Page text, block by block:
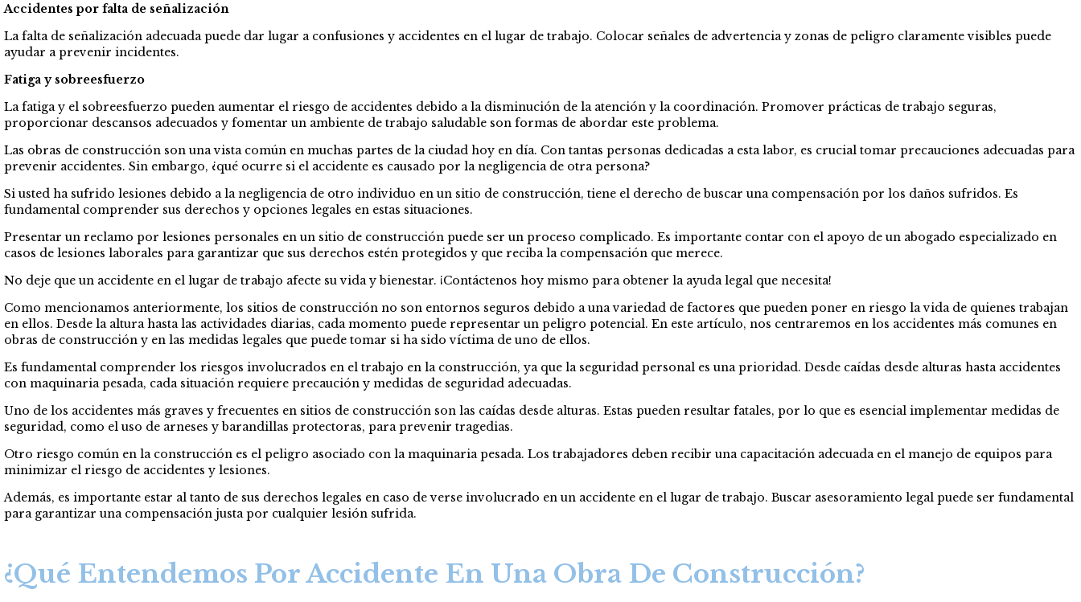
Accidentes por falta de señalización
La falta de señalización adecuada puede dar lugar a confusiones y accidentes en el lugar de trabajo. Colocar señales de advertencia y zonas de peligro claramente visibles puede
ayudar a prevenir incidentes.
Fatiga y sobreesfuerzo
La fatiga y el sobreesfuerzo pueden aumentar el riesgo de accidentes debido a la disminución de la atención y la coordinación. Promover prácticas de trabajo seguras,
proporcionar descansos adecuados y fomentar un ambiente de trabajo saludable son formas de abordar este problema.
Las obras de construcción son una vista común en muchas partes de la ciudad hoy en día. Con tantas personas dedicadas a esta labor, es crucial tomar precauciones adecuadas para
prevenir accidentes. Sin embargo, ¿qué ocurre si el accidente es causado por la negligencia de otra persona?
Si usted ha sufrido lesiones debido a la negligencia de otro individuo en un sitio de construcción, tiene el derecho de buscar una compensación por los daños sufridos. Es
fundamental comprender sus derechos y opciones legales en estas situaciones.
Presentar un reclamo por lesiones personales en un sitio de construcción puede ser un proceso complicado. Es importante contar con el apoyo de un abogado especializado en
casos de lesiones laborales para garantizar que sus derechos estén protegidos y que reciba la compensación que merece.
No deje que un accidente en el lugar de trabajo afecte su vida y bienestar. ¡Contáctenos hoy mismo para obtener la ayuda legal que necesita!
Como mencionamos anteriormente, los sitios de construcción no son entornos seguros debido a una variedad de factores que pueden poner en riesgo la vida de quienes trabajan
en ellos. Desde la altura hasta las actividades diarias, cada momento puede representar un peligro potencial. En este artículo, nos centraremos en los accidentes más comunes en
obras de construcción y en las medidas legales que puede tomar si ha sido víctima de uno de ellos.
Es fundamental comprender los riesgos involucrados en el trabajo en la construcción, ya que la seguridad personal es una prioridad. Desde caídas desde alturas hasta accidentes
con maquinaria pesada, cada situación requiere precaución y medidas de seguridad adecuadas.
Uno de los accidentes más graves y frecuentes en sitios de construcción son las caídas desde alturas. Estas pueden resultar fatales, por lo que es esencial implementar medidas de
seguridad, como el uso de arneses y barandillas protectoras, para prevenir tragedias.
Otro riesgo común en la construcción es el peligro asociado con la maquinaria pesada. Los trabajadores deben recibir una capacitación adecuada en el manejo de equipos para
minimizar el riesgo de accidentes y lesiones.
Además, es importante estar al tanto de sus derechos legales en caso de verse involucrado en un accidente en el lugar de trabajo. Buscar asesoramiento legal puede ser fundamental
para garantizar una compensación justa por cualquier lesión sufrida.
¿Qué Entendemos Por Accidente En Una Obra De Construcción?